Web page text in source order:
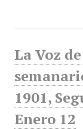
La Voz
1901,
Enero 12